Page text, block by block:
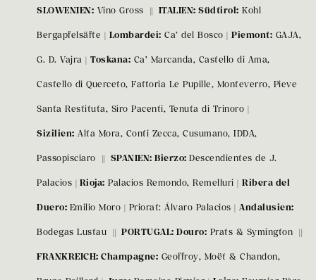
SLOWENIEN: Vino Gross || ITALIEN: Südtirol: Kohl
Bergapfelsäfte | Lombardei: Ca’ del Bosco | Piemont: GAJA,
G. D. Vajra | Toskana: Ca' Marcanda, Castello di Ama,
Castello di Querceto, Fattoria Le Pupille, Monteverro, Pieve
Santa Restituta, Siro Pacenti, Tenuta di Trinoro |
Sizilien: Alta Mora, Conti Zecca, Cusumano, IDDA,
Passopisciaro || SPANIEN: Bierzo: Descendientes de J.
Palacios | Rioja: Palacios Remondo, Remelluri | Ribera del
Duero: Emilio Moro | Priorat: Álvaro Palacios | Andalusien:
Bodegas Lustau || PORTUGAL: Douro: Prats & Symington ||
FRANKREICH: Champagne: Geoffroy, Moët & Chandon,